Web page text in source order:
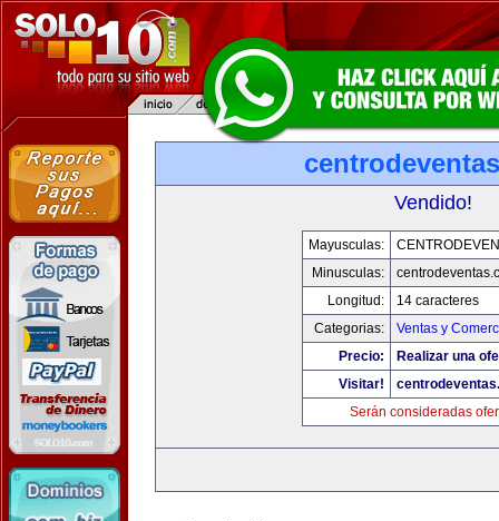
Vendido!
Mayusculas:
Minusculas:
Longitud:
14 caracteres
Categorias:
Ventas y
Precio:
Realizar una
Visitar!
Serán consideradas